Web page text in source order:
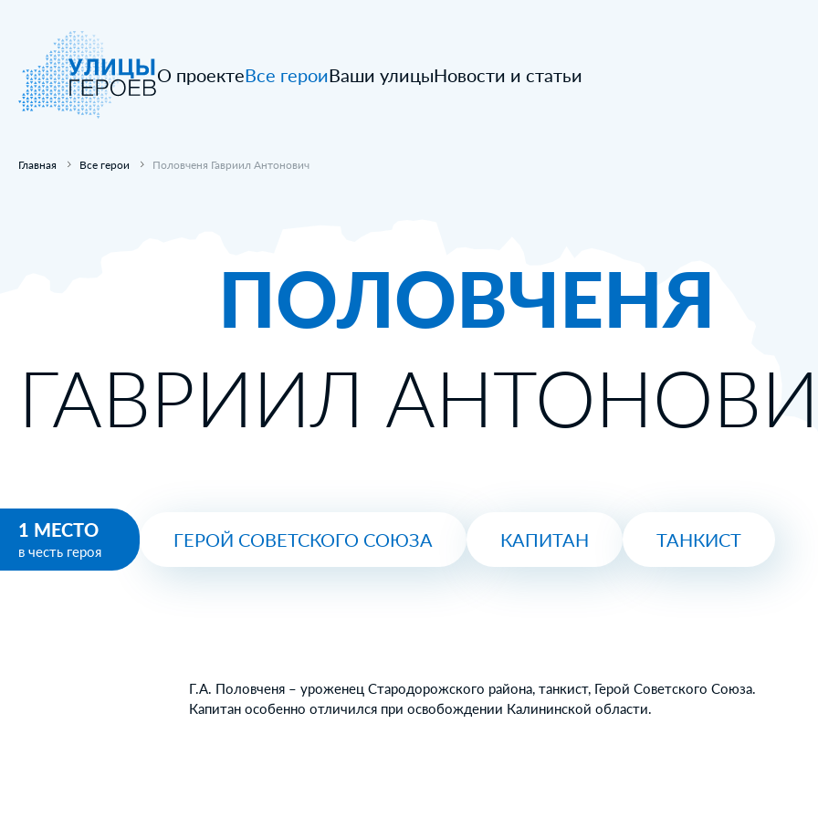
О проектеВсе героиВаши улицыНовости и статьи
Главная Все герои Половченя Гавриил Антонович
ПОЛОВЧЕНЯ
ГАВРИИЛ
1 МЕСТО
в честь героя
ГЕРОЙ СОВЕТСКОГО СОЮЗА КАПИТАН ТАНКИСТ
Г.А. Половченя – уроженец Стародорожского района, танкист, Герой Советского Союза.
Капитан особенно отличился при освобождении Калининской области.